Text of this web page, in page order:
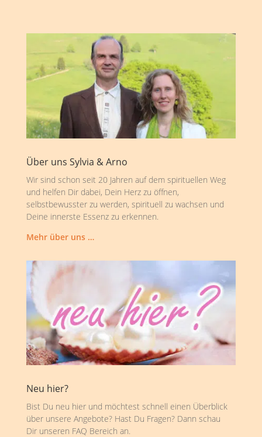
Über uns Sylvia & Arno
Wir sind schon seit 20 Jahren auf dem spirituellen Weg
und helfen Dir dabei, Dein Herz zu öffnen,
selbstbewusster zu werden, spirituell zu wachsen und
Deine innerste Essenz zu erkennen.
Mehr über uns …
Neu hier?
Bist Du neu hier und möchtest schnell einen Überblick
über unsere Angebote? Hast Du Fragen? Dann schau
Dir unseren FAQ Bereich an.